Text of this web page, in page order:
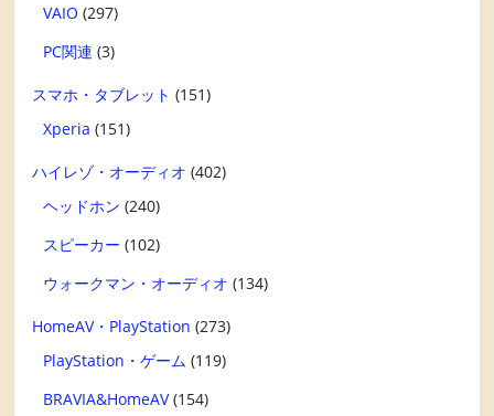
VAIO (297)
PC関連 (3)
スマホ・タブレット (151)
Xperia (151)
ハイレゾ・オーディオ (402)
ヘッドホン (240)
スピーカー (102)
ウォークマン・オーディオ (134)
HomeAV・PlayStation (273)
PlayStation・ゲーム (119)
BRAVIA&HomeAV(154)